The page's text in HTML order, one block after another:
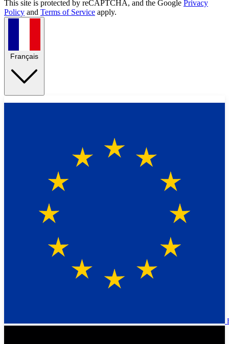
This site is protected by reCAPTCHA, and the Google Privacy
Policy and Terms of Service apply.
Français